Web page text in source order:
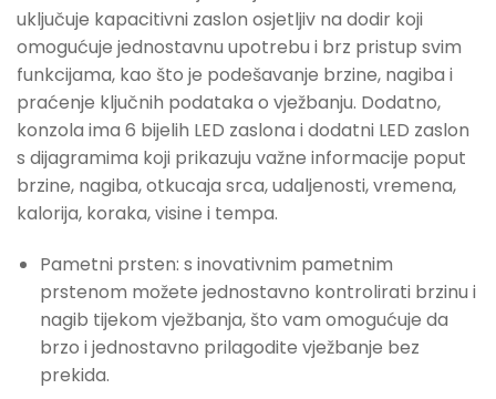
uključuje kapacitivni zaslon osjetljiv na dodir koji
omogućuje jednostavnu upotrebu i brz pristup svim
funkcijama, kao što je podešavanje brzine, nagiba i
praćenje ključnih podataka o vježbanju. Dodatno,
konzola ima 6 bijelih LED zaslona i dodatni LED zaslon
s dijagramima koji prikazuju važne informacije poput
brzine, nagiba, otkucaja srca, udaljenosti, vremena,
kalorija, koraka, visine i tempa.
Pametni prsten: s inovativnim pametnim
prstenom možete jednostavno kontrolirati brzinu i
nagib tijekom vježbanja, što vam omogućuje da
brzo i jednostavno prilagodite vježbanje bez
prekida.